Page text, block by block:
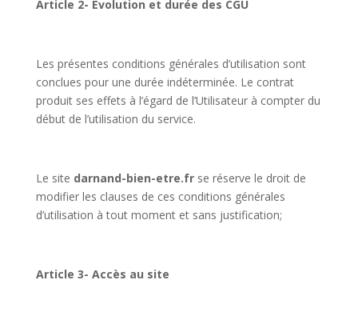
Article 2- Evolution et durée des CGU
Les présentes conditions générales d’utilisation sont
conclues pour une durée indéterminée. Le contrat
produit ses effets à l’égard de l’Utilisateur à compter du
début de l’utilisation du service.
Le site darnand-bien-etre.frse réserve le droit de
modifier les clauses de ces conditions générales
d’utilisation à tout moment et sans justification;
Article 3- Accès au site